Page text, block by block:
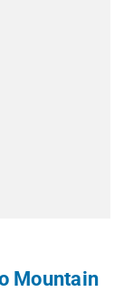
Mountain